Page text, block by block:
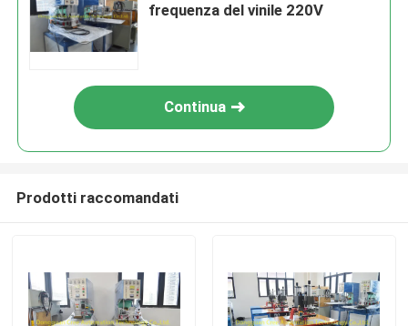
frequenza del vinile 220V
Continua
Prodotti raccomandati